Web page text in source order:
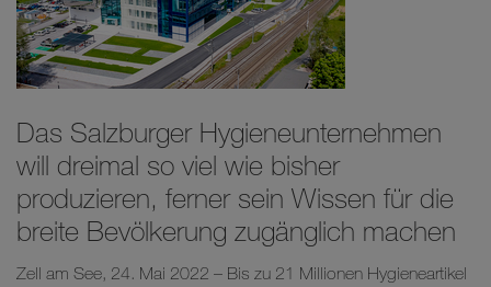
Das Salzburger Hygieneunternehmen
will dreimal so viel wie bisher
produzieren, ferner sein Wissen für die
breite Bevölkerung zugänglich machen
Zell am See, 24. Mai 2022 – Bis zu 21 Millionen Hygieneartikel